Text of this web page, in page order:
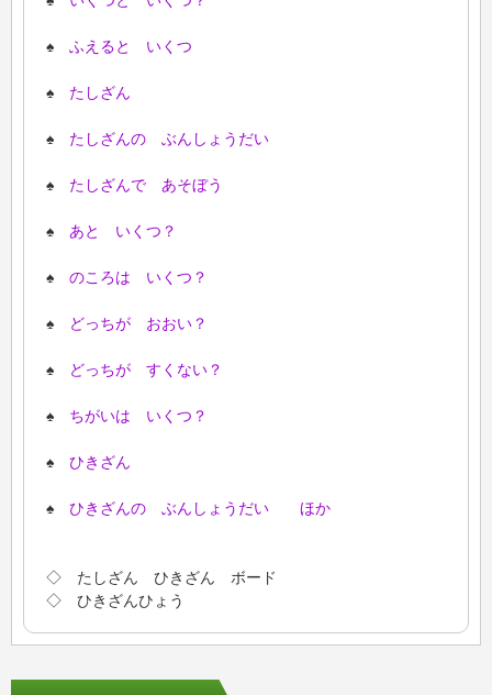
♠ ふえると いくつ
♠ たしざん
♠ たしざんの ぶんしょうだい
♠ たしざんで あそぼう
♠ あと いくつ？
♠ のころは いくつ？
♠ どっちが おおい？
♠ どっちが すくない？
♠ ちがいは いくつ？
♠ ひきざん
♠ ひきざんの ぶんしょうだい ほか
◇ たしざん ひきざん ボード
◇ ひきざんひょう